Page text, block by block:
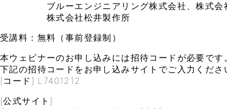
ブルーエンジニアリング株式会社、株式会社
株式会社松井製作所
受講料：無料（事前登録制）
本ウェビナーのお申し込みには招待コードが必要です
下記の招待コードをお申し込みサイトでご入力くださ
[コード] L7401212
[公式サイト]